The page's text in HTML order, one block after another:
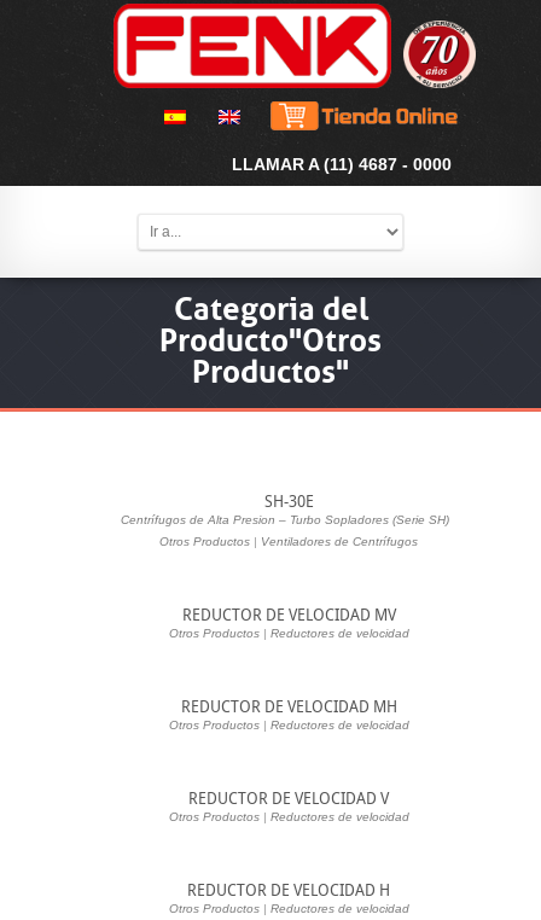
LLAMAR A (11) 4687 - 0000
Categoria del
Producto"Otros
Productos"
SH-30E
Centrífugos de Alta Presion – Turbo Sopladores (Serie SH)
Otros Productos | Ventiladores de Centrífugos
REDUCTOR DE VELOCIDAD MV
Otros Productos| Reductores de velocidad
REDUCTOR DE VELOCIDAD MH
Otros Productos| Reductores de velocidad
REDUCTOR DE VELOCIDAD V
Otros Productos| Reductores de velocidad
REDUCTOR DE VELOCIDAD H
Otros Productos| Reductores de velocidad